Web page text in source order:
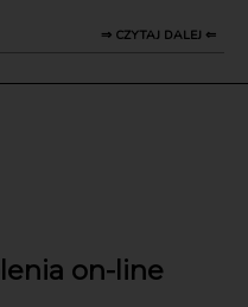
⇒ CZYTAJ DALEJ ⇐
on-line